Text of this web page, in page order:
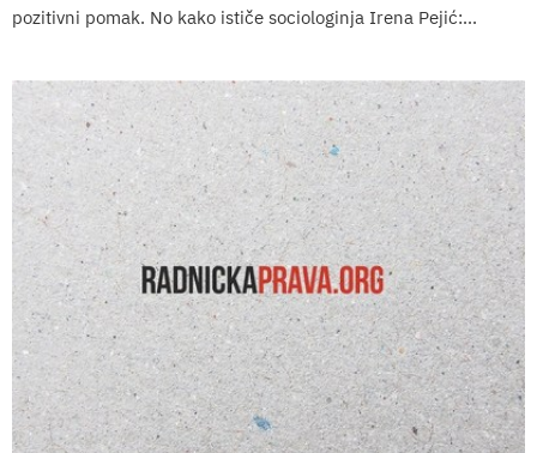
pozitivni pomak. No kako ističe sociologinja Irena Pejić:...